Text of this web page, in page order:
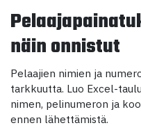
näin onnistut
Pelaajien nimien ja
tarkkuutta. Luo Excel-
nimen, pelinumeron ja
ennen lähettämistä.